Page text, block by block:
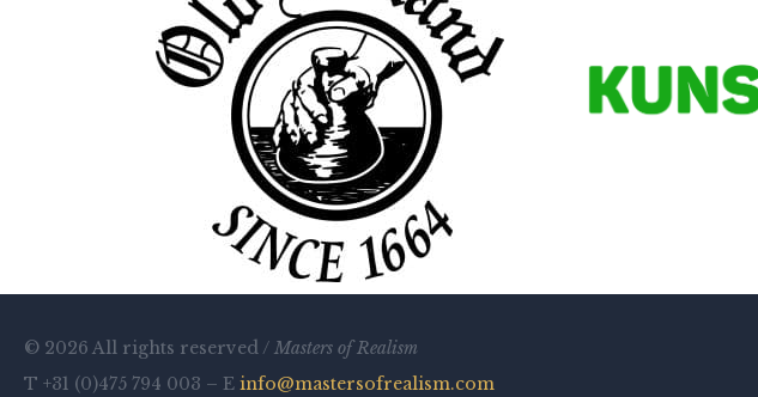
© 2026 All rights reserved / Masters of Realism
T +31 (0)475 794 003 – E info@mastersofrealism.com